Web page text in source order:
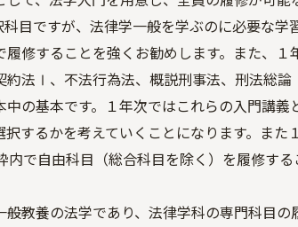
目ですが、法律学一般を学ぶのに必要な学
修することを強くお勧めします。また、１
法Ⅰ、不法行為法、概説刑事法、刑法総
の基本です。１年次ではこれらの入門講義
するかを考えていくことになります。また
で自由科目（総合科目を除く）を履修する
教養の法学であり、法律学科の専門科目の